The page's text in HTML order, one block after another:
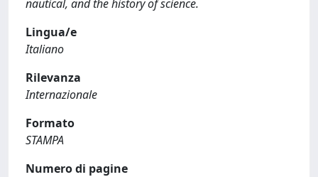
nautical, and the history of science.
Lingua/e
Italiano
Rilevanza
Internazionale
Formato
STAMPA
Numero di pagine